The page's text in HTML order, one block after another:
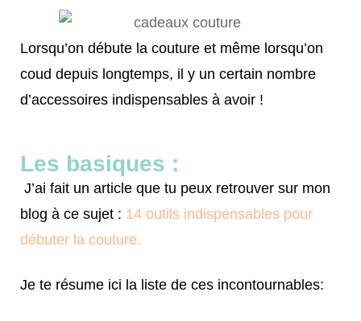
Lorsqu’on débute la couture et même lorsqu’on
coud depuis longtemps, il y un certain nombre
d’accessoires indispensables à avoir !
Les basiques :
J’ai fait un article que tu peux retrouver sur mon
blog à ce sujet : 14 outils indispensables pour
débuter la couture.
Je te résume ici la liste de ces incontournables: